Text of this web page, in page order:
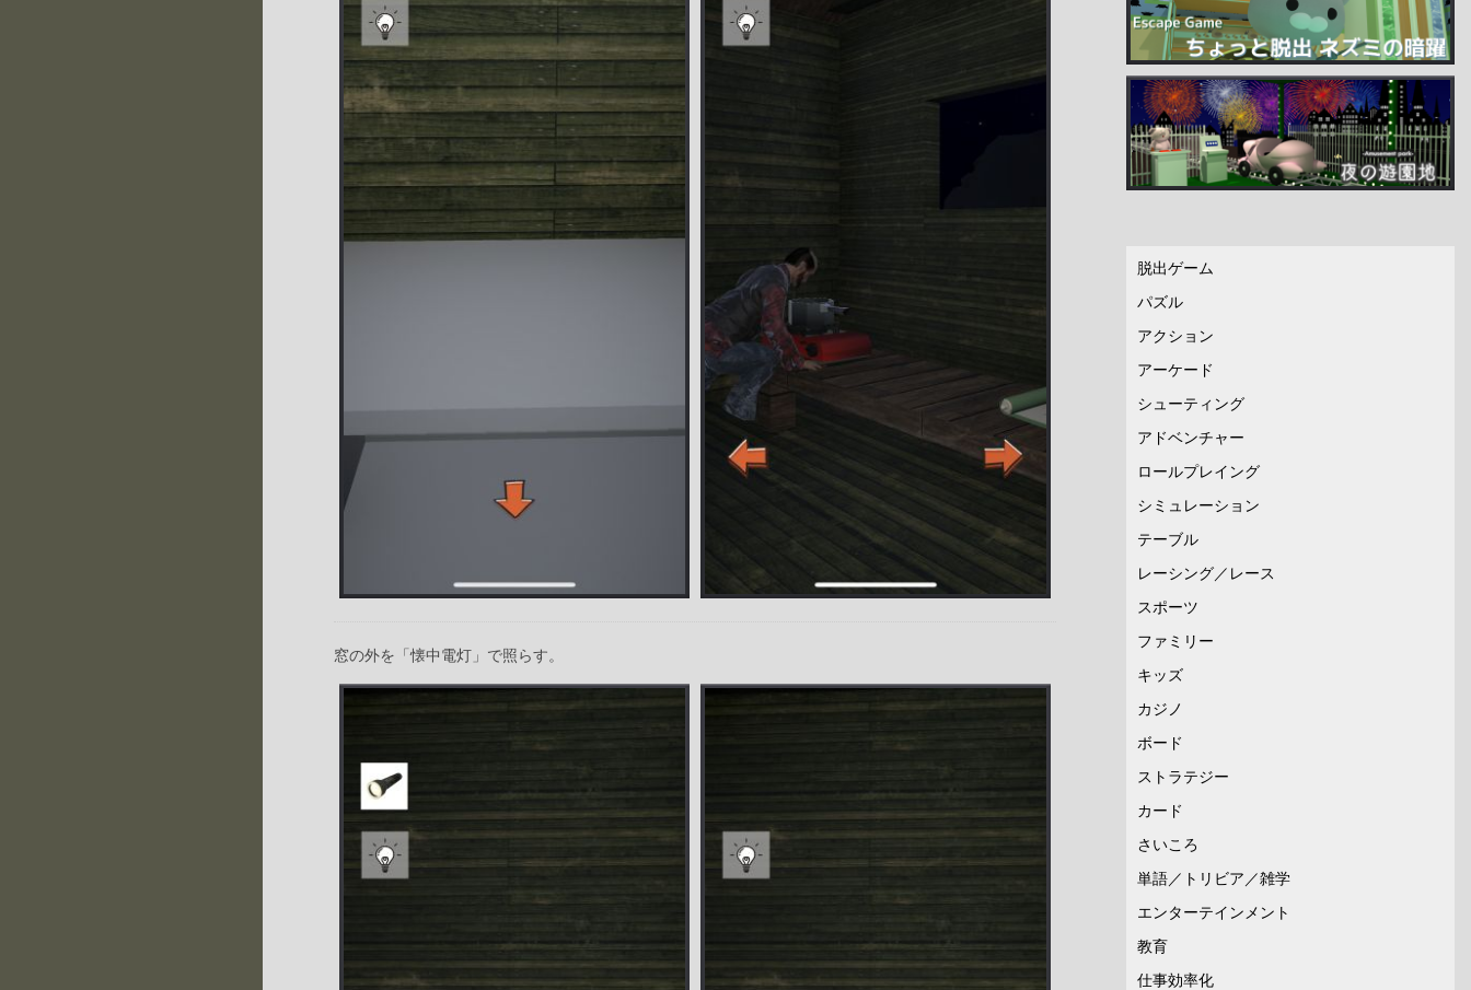
窓の外を「懐中電灯」で照らす。
脱出ゲーム
パズル
アクション
アーケード
シューティング
アドベンチャー
ロールプレイング
シミュレーション
テーブル
レーシング／レース
スポーツ
ファミリー
キッズ
カジノ
ボード
ストラテジー
カード
さいころ
単語／トリビア／雑学
エンターテインメント
教育
仕事効率化